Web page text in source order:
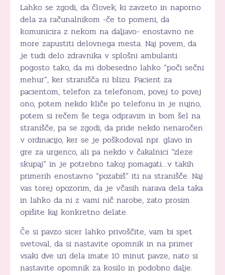
Lahko se zgodi, da človek, ki zavzeto in naporno
dela za računalnikom -če to pomeni, da
komunicira z nekom na daljavo- enostavno ne
more zapustiti delovnega mesta. Naj povem, da
je tudi delo zdravnika v splošni ambulanti
pogosto tako, da mi dobesedno lahko ”poči sečni
mehur”, ker stranišča ni blizu. Pacient za
pacientom, telefon za telefonom, povej to povej
ono, potem nekdo kliče po telefonu in je nujno,
potem si rečem še tega odpravim in bom šel na
stranišče, pa se zgodi, da pride nekdo nenaročen
v ordinacijo, ker se je poškodoval npr. glavo in
gre za urgenco, ali pa nekdo v čakalnici ”zleze
skupaj” in je potrebno takoj pomagati…v takih
primerih enostavno ”pozabiš” iti na stranišče. Naj
vas torej opozorim, da je včasih narava dela taka
in lahko da ni z vami nič narobe, zato prosim
opišite kaj konkretno delate.
Če si pavzo sicer lahko privoščite, vam bi spet
svetoval, da si nastavite opomnik in na primer
vsaki dve uri dela imate 10 minut pavze, nato si
nastavite opomnik za kosilo in podobno dalje.